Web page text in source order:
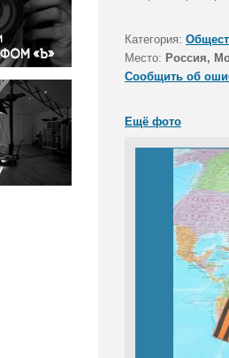
конфликты
Категория:
Место: Россия,
Сообщить об
Ещё фото